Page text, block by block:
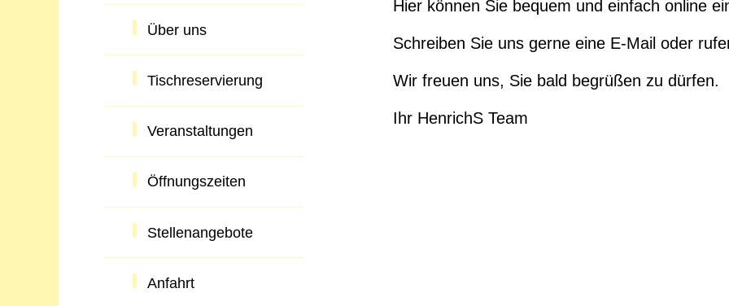
Über uns
Tischreservierung
Veranstaltungen
Öffnungszeiten
Stellenangebote
Anfahrt
Hier können Sie bequem und einfach online
Schreiben Sie uns gerne eine E-Mail oder
Wir freuen uns, Sie bald begrüßen zu dürfen.
Ihr HenrichS Team